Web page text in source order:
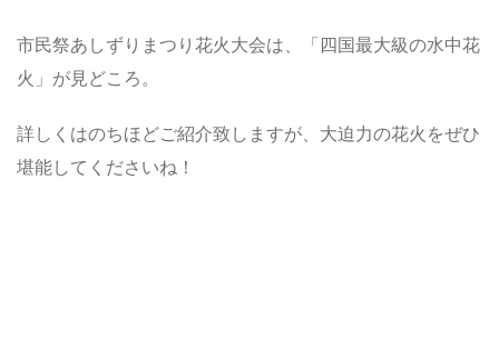
市民祭あしずりまつり花火大会は、「四国最大級の水中花
火」が見どころ。
詳しくはのちほどご紹介致しますが、大迫力の花火をぜひ
堪能してくださいね！